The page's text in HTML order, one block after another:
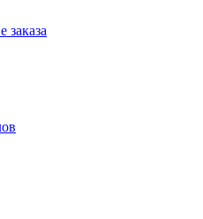
заказа